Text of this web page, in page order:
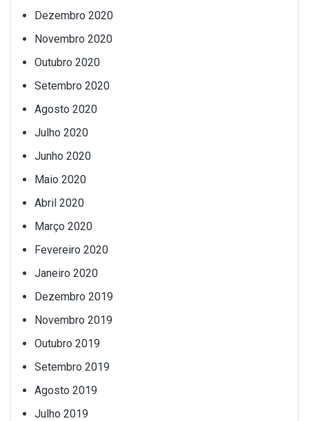
Dezembro 2020
Novembro 2020
Outubro 2020
Setembro 2020
Agosto 2020
Julho 2020
Junho 2020
Maio 2020
Abril 2020
Março 2020
Fevereiro 2020
Janeiro 2020
Dezembro 2019
Novembro 2019
Outubro 2019
Setembro 2019
Agosto 2019
Julho 2019